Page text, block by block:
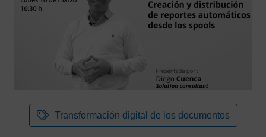
Transformación digital de los documentos